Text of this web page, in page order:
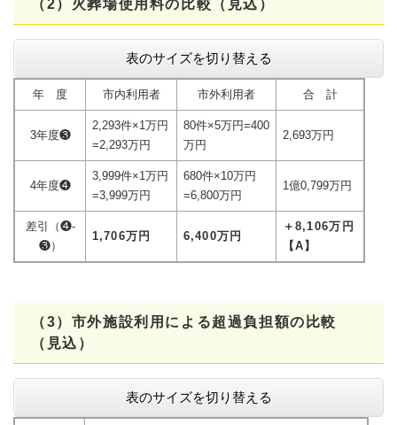
（2）火葬場使用料の比較（見込）
表のサイズを切り替える
年 度 市内利用者 市外利用者 合 計
3年度❸
2,293件×1万円
=2,293万円
80件×5万円=400
万円
2,693万円
4年度❹
3,999件×1万円
=3,999万円
680件×10万円
=6,800万円
1億0,799万円
差引（❹-
❸）
1,706万円 6,400万円
＋8,106万円
【A】
（3）市外施設利用による超過負担額の比較
（見込）
表のサイズを切り替える